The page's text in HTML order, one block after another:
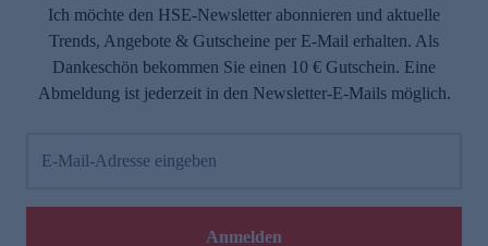
Ich möchte den HSE-Newsletter abonnieren und aktuelle
Trends, Angebote & Gutscheine per E-Mail erhalten. Als
Dankeschön bekommen Sie einen 10 € Gutschein. Eine
Abmeldung ist jederzeit in den Newsletter-E-Mails möglich.
E-Mail-Adresse eingeben
Anmelden